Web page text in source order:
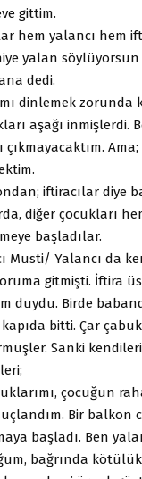
gittim.
hem yalancı hem
yalan söylüyorsun
dedi.
dinlemek zorunda
aşağı inmişlerdi.
çıkmayacaktım.
iftiracılar diye
diğer çocukları
başladılar.
Musti/ Yalancı da
gitmişti. İftira
duydu. Birde
kapıda bitti. Çar
Sanki
çocuğun
Bir balkon
başladı. Ben
bağrında